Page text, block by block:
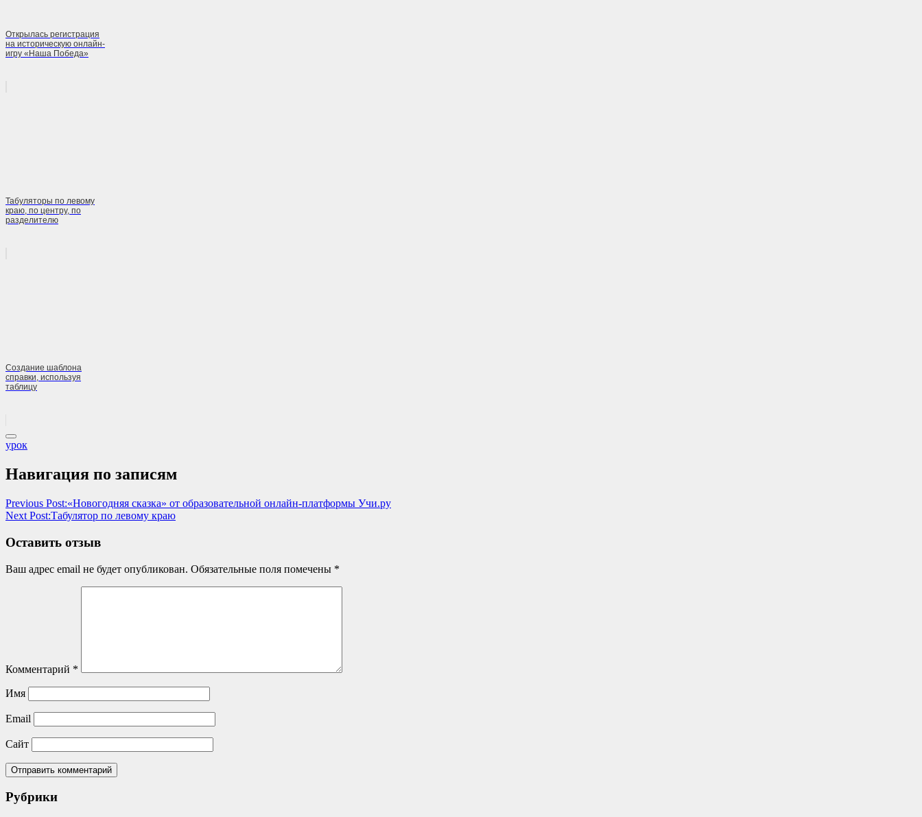
Открылась регистрация
на историческую онлайн-
игру «Наша Победа»
Табуляторы по левому
краю, по центру, по
разделителю
Создание шаблона
справки, используя
таблицу
урок
Навигация по записям
Previous Post:«Новогодняя сказка» от образовательной онлайн-платформы Учи.ру
Next Post:Табулятор по левому краю
Оставить отзыв
Ваш адрес email не будет опубликован. Обязательные поля помечены *
Комментарий *
Имя
Email
Сайт
Рубрики